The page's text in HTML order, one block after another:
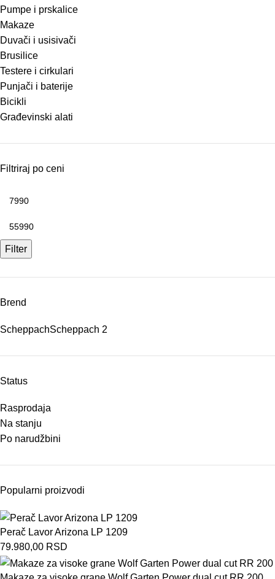
Pumpe i prskalice
Makaze
Duvači i usisivači
Brusilice
Testere i cirkulari
Punjači i baterije
Bicikli
Građevinski alati
Filtriraj po ceni
Filter
Brend
ScheppachScheppach 2
Status
Rasprodaja
Na stanju
Po narudžbini
Popularni proizvodi
Perač Lavor Arizona LP 1209
79.980,00 RSD